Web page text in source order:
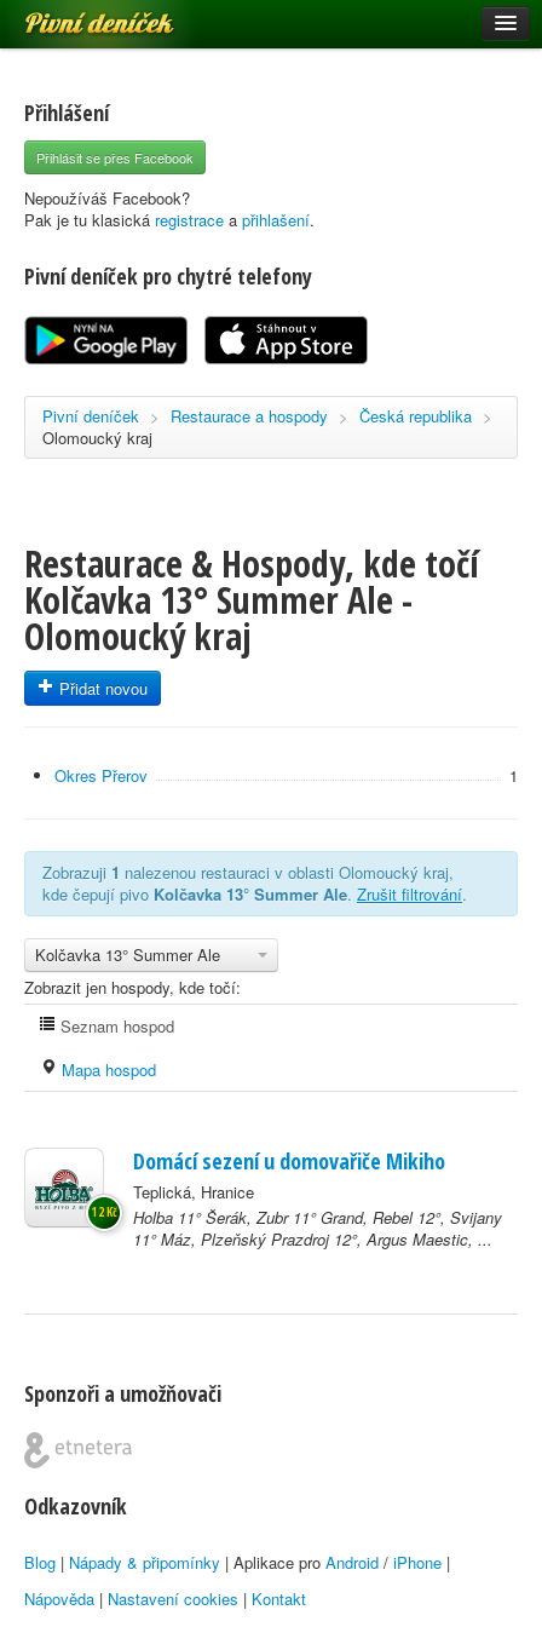
Pivní deníček
Pivní mapa
Pivní značky
Nápověda
Registrace
Přihlášení
Přihlásit se přes Facebook
Nepoužíváš Facebook?
Pak je tu klasická registrace a přihlašení.
Pivní deníček pro chytré telefony
Pivní deníček > Restaurace a hospody > Česká republika >
Olomoucký kraj
Restaurace & Hospody, kde točí
Kolčavka 13° Summer Ale -
Olomoucký kraj
Přidat novou
Okres Přerov 1
Zobrazuji 1 nalezenou restauraci v oblasti Olomoucký kraj,
kde čepují pivo Kolčavka 13° Summer Ale. Zrušit filtrování.
Kolčavka 13° Summer Ale
Zobrazit jen hospody, kde točí:
Seznam hospod
Mapa hospod
Domácí sezení u domovařiče Mikiho
Teplická, Hranice
Holba 11° Šerák, Zubr 11° Grand, Rebel 12°, Svijany
11° Máz, Plzeňský Prazdroj 12°, Argus Maestic, ...
12 Kč
Sponzoři a umožňovači
Odkazovník
Blog | Nápady & připomínky | Aplikace pro Android / iPhone |
Nápověda | Nastavení cookies | Kontakt